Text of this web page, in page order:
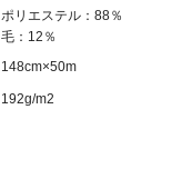
ポリエステル：88％
毛：12％
148cm×50m
192g/m2